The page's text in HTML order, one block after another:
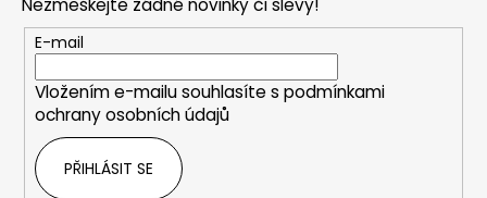
E-mail
Vložením e-mailu souhlasíte s podmínkami
ochrany osobních údajů
PŘIHLÁSIT SE